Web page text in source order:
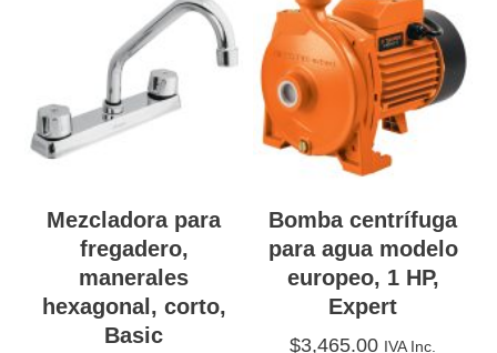
Mezcladora para
fregadero,
manerales
hexagonal, corto,
Basic
Bomba centrífuga
para agua modelo
europeo, 1 HP,
Expert
$3,465.00 IVA Inc.